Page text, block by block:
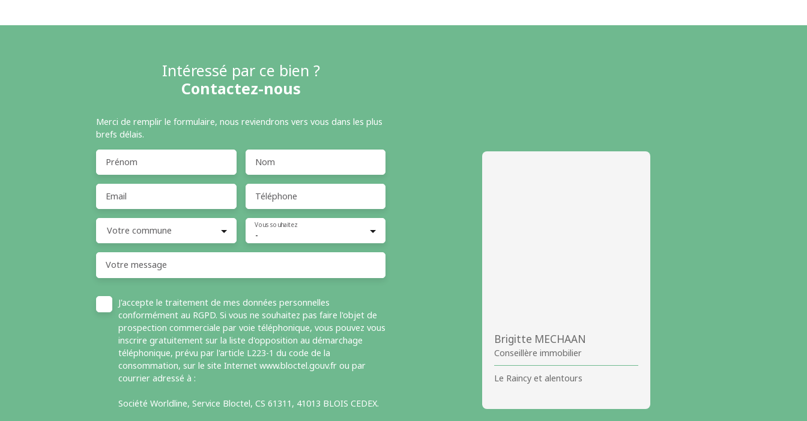
Intéressé par ce bien ?
Contactez-nous
Merci de remplir le formulaire, nous reviendrons vers vous dans les plus
brefs délais.
Prénom Nom
Email Téléphone
Votre commune -
Vous souhaitez
Votre message
J'accepte le traitement de mes données personnelles
conformément au RGPD. Si vous ne souhaitez pas faire l'objet de
prospection commerciale par voie téléphonique, vous pouvez vous
inscrire gratuitement sur la liste d'opposition au démarchage
téléphonique, prévu par l'article L223-1 du code de la
consommation, sur le site Internet www.bloctel.gouv.fr ou par
courrier adressé à :
Société Worldline, Service Bloctel, CS 61311, 41013 BLOIS CEDEX.
Brigitte MECHAAN
Conseillère immobilier
Le Raincy et alentours